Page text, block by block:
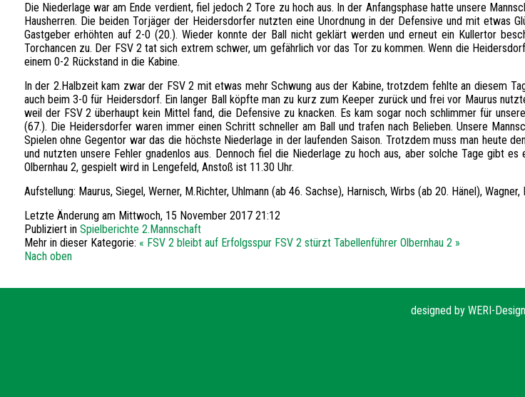
Die Niederlage war am Ende verdient, fiel jedoch 2 Tore zu hoch aus. In der Anfangsphase hatte unsere
Hausherren. Die beiden Torjäger der Heidersdorfer nutzten eine Unordnung in der Defensive und mit etwas
Gastgeber erhöhten auf 2-0 (20.). Wieder konnte der Ball nicht geklärt werden und erneut ein Kullertor
Torchancen zu. Der FSV 2 tat sich extrem schwer, um gefährlich vor das Tor zu kommen. Wenn die
einem 0-2 Rückstand in die Kabine.
In der 2.Halbzeit kam zwar der FSV 2 mit etwas mehr Schwung aus der Kabine, trotzdem fehlte an diesem
auch beim 3-0 für Heidersdorf. Ein langer Ball köpfte man zu kurz zum Keeper zurück und frei vor Maurus
weil der FSV 2 überhaupt kein Mittel fand, die Defensive zu knacken. Es kam sogar noch schlimmer für
(67.). Die Heidersdorfer waren immer einen Schritt schneller am Ball und trafen nach Belieben. Unsere
Spielen ohne Gegentor war das die höchste Niederlage in der laufenden Saison. Trotzdem muss man heute
und nutzten unsere Fehler gnadenlos aus. Dennoch fiel die Niederlage zu hoch aus, aber solche Tage gibt
Olbernhau 2, gespielt wird in Lengefeld, Anstoß ist 11.30 Uhr.
Aufstellung: Maurus, Siegel, Werner, M.Richter, Uhlmann (ab 46. Sachse), Harnisch, Wirbs (ab 20. Hänel),
Letzte Änderung am Mittwoch, 15 November 2017 21:12
Publiziert in Spielberichte 2.Mannschaft
Mehr in dieser Kategorie: « FSV 2 bleibt auf Erfolgsspur FSV 2 stürzt Tabellenführer Olbernhau 2 »
Nach oben
designed byWERI-